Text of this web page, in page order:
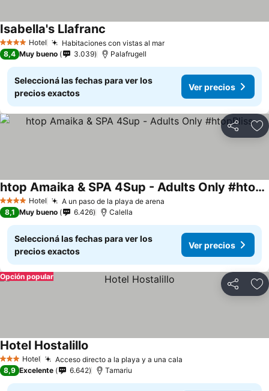
4 EstrellasHotel Habitaciones con vistas al mar
Isabella's Llafranc
8,4 Muy bueno 3.039 Palafrugell
Seleccioná las fechas para ver los
precios exactos
Ver precios
Compartir
4 EstrellasHotel A un paso de la playa de arena
htop Amaika & SPA 4Sup - Adults Only #htopBliss
8,1 Muy bueno 6.426 Calella
Seleccioná las fechas para ver los
precios exactos
Ver precios
Compartir
Opción popular
3 Estrellas
Hotel Acceso directo a la playa y a una cala
Hotel Hostalillo
8,9 Excelente 6.642 Tamariu